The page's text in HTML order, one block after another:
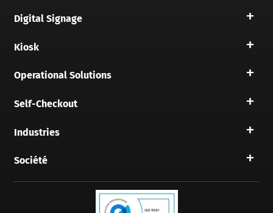
Digital Signage
Kiosk
Operational Solutions
Self-Checkout
Industries
Société